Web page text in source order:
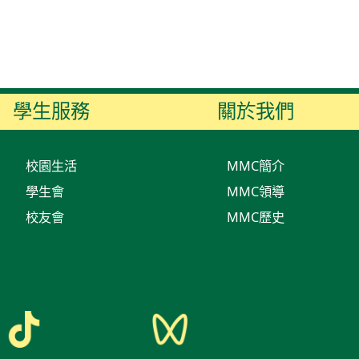
學生服務
校園生活
學生會
校友會
關於我們
MMC簡介
MMC領導
MMC歷史